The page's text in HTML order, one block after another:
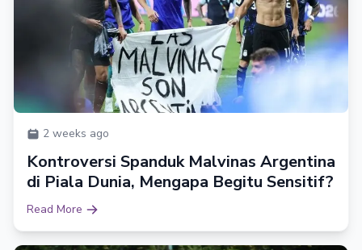
2 weeks ago
Kontroversi Spanduk Malvinas Argentina
di Piala Dunia, Mengapa Begitu Sensitif?
Read More